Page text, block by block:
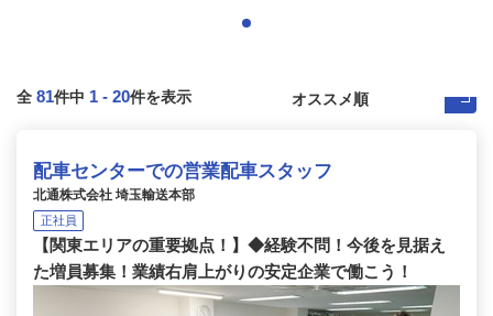
全 81件中 1 - 20件を表示
配車センターでの営業配車スタッフ
北通株式会社 埼玉輸送本部
正社員
【関東エリアの重要拠点！】◆経験不問！今後を見据え
た増員募集！業績右肩上がりの安定企業で働こう！